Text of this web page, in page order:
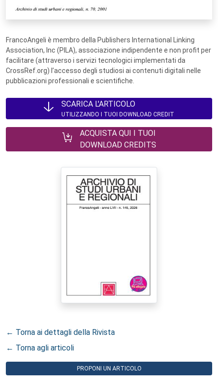
FrancoAngeli è membro della Publishers International Linking
Association, Inc (PILA), associazione indipendente e non profit per
facilitare (attraverso i servizi tecnologici implementati da
CrossRef.org) l’accesso degli studiosi ai contenuti digitali nelle
pubblicazioni professionali e scientifiche.
SCARICA L'ARTICOLO
UTILIZZANDO I TUOI DOWNLOAD CREDIT
ACQUISTA QUI I TUOI
DOWNLOAD CREDITS
← Torna ai dettagli della Rivista
← Torna agli articoli
PROPONI UN ARTICOLO